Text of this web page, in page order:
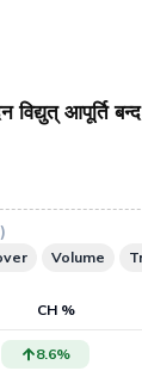
विद्युत् आपूर्ति बन्द